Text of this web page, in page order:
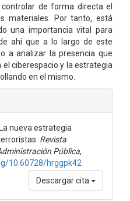
de forma directa el
materiales. Por tanto, está
una importancia vital para
ahí que a lo largo de este
a analizar la presencia que
ciberespacio y la estrategia
en el mismo.
nueva estrategia
Revista
Pública,
10.60728/hrggpk42
Descargar cita